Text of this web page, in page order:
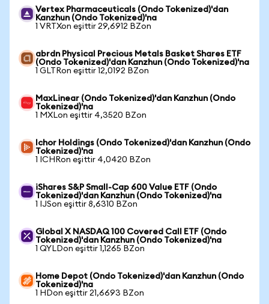
Vertex Pharmaceuticals (Ondo Tokenized)'dan
Kanzhun (Ondo Tokenized)'na
1 VRTXon eşittir 29,6912 BZon
abrdn Physical Precious Metals Basket Shares ETF
(Ondo Tokenized)'dan Kanzhun (Ondo Tokenized)'na
1 GLTRon eşittir 12,0192 BZon
MaxLinear (Ondo Tokenized)'dan Kanzhun (Ondo
Tokenized)'na
1 MXLon eşittir 4,3520 BZon
Ichor Holdings (Ondo Tokenized)'dan Kanzhun (Ondo
Tokenized)'na
1 ICHRon eşittir 4,0420 BZon
iShares S&P Small-Cap 600 Value ETF (Ondo
Tokenized)'dan Kanzhun (Ondo Tokenized)'na
1 IJSon eşittir 8,6310 BZon
Global X NASDAQ 100 Covered Call ETF (Ondo
Tokenized)'dan Kanzhun (Ondo Tokenized)'na
1 QYLDon eşittir 1,1265 BZon
Home Depot (Ondo Tokenized)'dan Kanzhun (Ondo
Tokenized)'na
1 HDon eşittir 21,6693 BZon